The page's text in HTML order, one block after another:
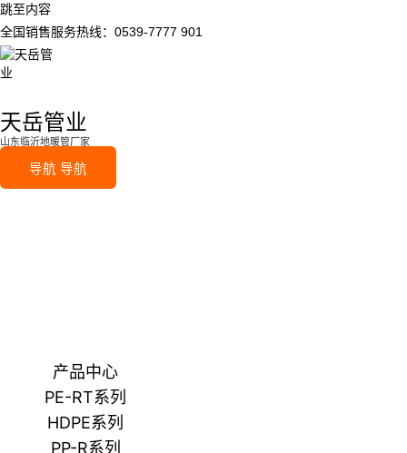
跳至内容
全国销售服务热线：0539-7777 901
天岳管业
山东临沂地暖管厂家
导航 导航
产品中心
PE-RT系列
HDPE系列
PP-R系列